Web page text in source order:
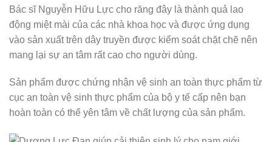
Bác sĩ Nguyễn Hữu Lực cho răng đây là thành quả lao
động miệt mài của các nhà khoa học và được ứng dụng
vào sản xuất trên dây truyền được kiểm soát chặt chẽ nên
mang lại sự an tâm rất cao cho người dùng.
Sản phẩm được chứng nhận vệ sinh an toàn thực phẩm từ
cục an toàn vệ sinh thực phẩm của bộ y tế cấp nên bạn
hoàn toàn có thể yên tâm về chất lượng của sản phẩm.